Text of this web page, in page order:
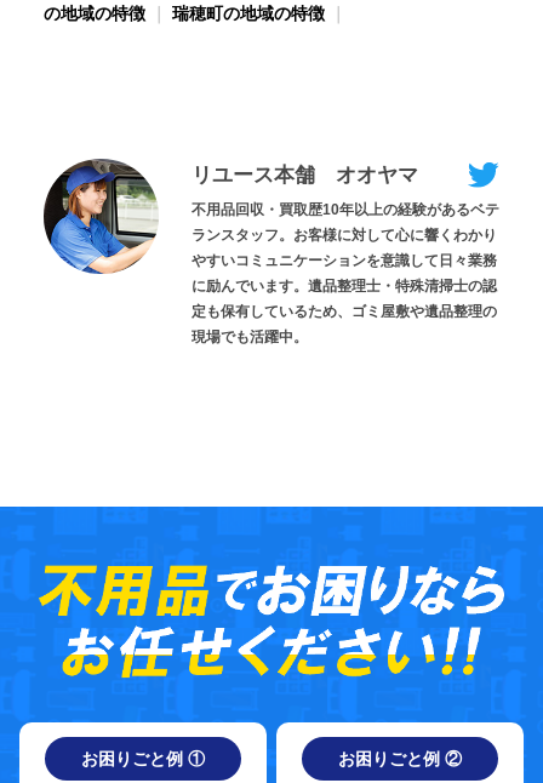
の地域の特徴｜ 瑞穂町の地域の特徴｜
リユース本舗 オオヤマ
不用品回収・買取歴10年以上の経験があるベテ
ランスタッフ。お客様に対して心に響くわかり
やすいコミュニケーションを意識して日々業務
に励んでいます。遺品整理士・特殊清掃士の認
定も保有しているため、ゴミ屋敷や遺品整理の
現場でも活躍中。
お困りごと例 ① お困りごと例 ②